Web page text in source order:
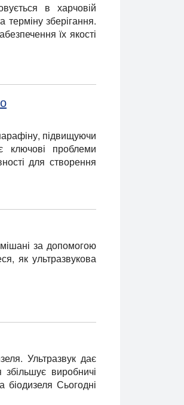
в харчовій
терміну зберігання.
їх якості
підвищуючи
ключові проблеми
для створення
за допомогою
як ультразвукова
Ультразвук дає
виробничі
Сьогодні